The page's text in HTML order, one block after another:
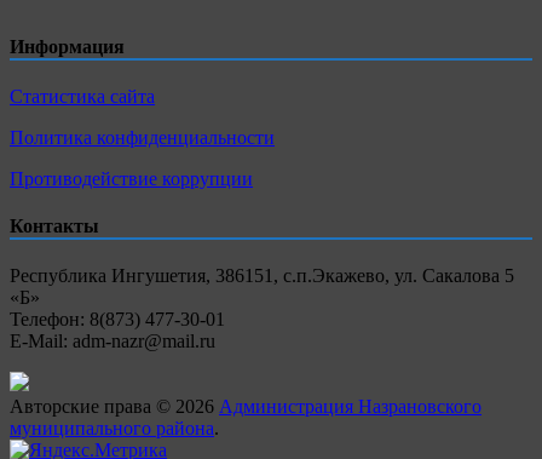
Информация
Статистика сайта
Политика конфиденциальности
Противодействие коррупции
Контакты
Республика Ингушетия, 386151, с.п.Экажево, ул. Сакалова 5
«Б»
Телефон: 8(873) 477-30-01
E-Mail: adm-nazr@mail.ru
Авторские права © 2026 Администрация Назрановского
муниципального района.